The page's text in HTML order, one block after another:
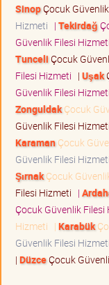
SinopÇocuk
Hizmeti | Tekirdağ
Güvenlik Filesi Hizmeti
TunceliÇocuk
Filesi Hizmeti | Uşak
Güvenlik Filesi Hizmeti
ZonguldakÇocuk
Güvenlik Filesi Hizmeti
KaramanÇocuk
Güvenlik Filesi Hizmeti
ŞırnakÇocuk
Filesi Hizmeti |
Çocuk Güvenlik Filesi
Hizmeti | Karabük
Güvenlik Filesi Hizmeti
| DüzceÇocuk